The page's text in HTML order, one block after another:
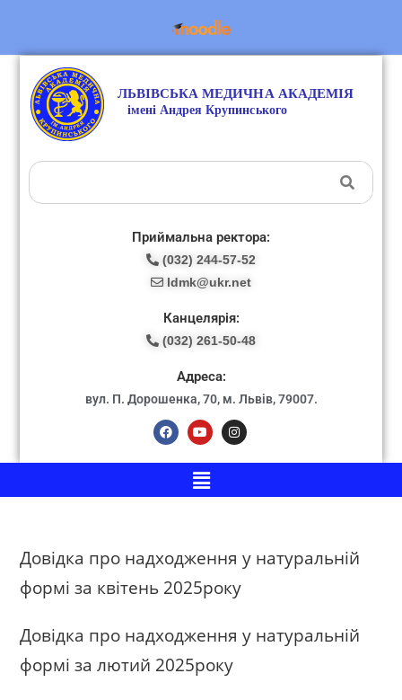
Приймальна ректора:
(032) 244-57-52
ldmk@ukr.net
Канцелярія:
(032) 261-50-48
Адреса:
вул. П. Дорошенка, 70, м. Львів, 79007.
Довідка про надходження у натуральній
формі за квітень 2025року
Довідка про надходження у натуральній
формі за лютий 2025року